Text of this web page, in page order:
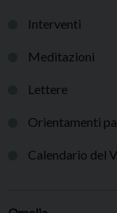
Interventi
Meditazioni
Lettere
Orientamenti
Calendario del